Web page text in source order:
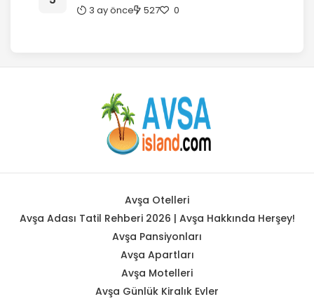
3 ay önce 527 0
Avşa Otelleri
Avşa Adası Tatil Rehberi 2026 | Avşa Hakkında Herşey!
Avşa Pansiyonları
Avşa Apartları
Avşa Motelleri
Avşa Günlük Kiralık Evler